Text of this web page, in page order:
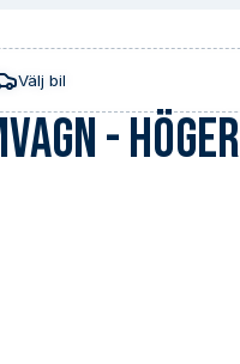
Välj bil
- Höger